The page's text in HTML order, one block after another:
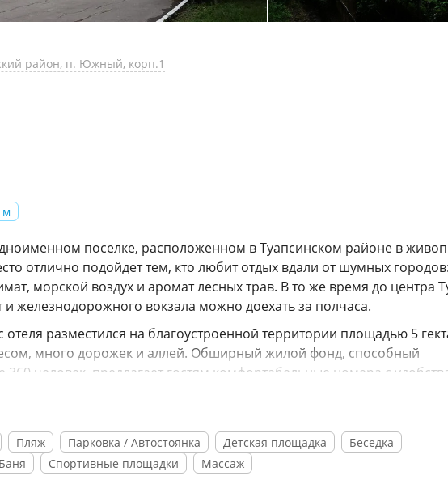
район, п. Южный, корп.1
м
поселке, расположенном в Туапсинском районе в
отлично подойдет тем, кто любит отдых вдали от шумных
морской воздух и аромат лесных трав. В то же время до центра
и железнодорожного вокзала можно доехать за полчаса.
разместился на благоустроенной территории площадью 5
много дорожек и аллей. Обширный жилой фонд, способный
человек, предлагает гостям комфортабельные номера с
санузел с ванной или душем, комнаты оснащены
расположена столовая на 300 посадочных мест, а на первом
В распоряжении отдыхающих – открытый новый бассейн,
теннисный корт, массажный кабинет и библиотека. В числе
Пляж Парковка / Автостоянка Детская площадка
Беседка
Баня Спортивные площадки Массаж